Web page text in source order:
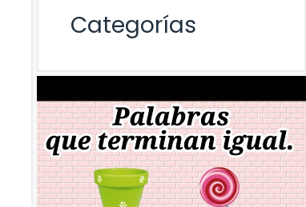
Categorías